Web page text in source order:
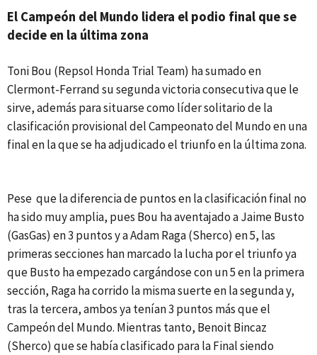
El Campeón del Mundo lidera el podio final que se
decide en la última zona
Toni Bou (Repsol Honda Trial Team) ha sumado en
Clermont-Ferrand su segunda victoria consecutiva que le
sirve, además para situarse como líder solitario de la
clasificación provisional del Campeonato del Mundo en una
final en la que se ha adjudicado el triunfo en la última zona.
Pese que la diferencia de puntos en la clasificación final no
ha sido muy amplia, pues Bou ha aventajado a Jaime Busto
(GasGas) en 3 puntos y a Adam Raga (Sherco) en 5, las
primeras secciones han marcado la lucha por el triunfo ya
que Busto ha empezado cargándose con un 5 en la primera
sección, Raga ha corrido la misma suerte en la segunda y,
tras la tercera, ambos ya tenían 3 puntos más que el
Campeón del Mundo. Mientras tanto, Benoit Bincaz
(Sherco) que se había clasificado para la Final siendo